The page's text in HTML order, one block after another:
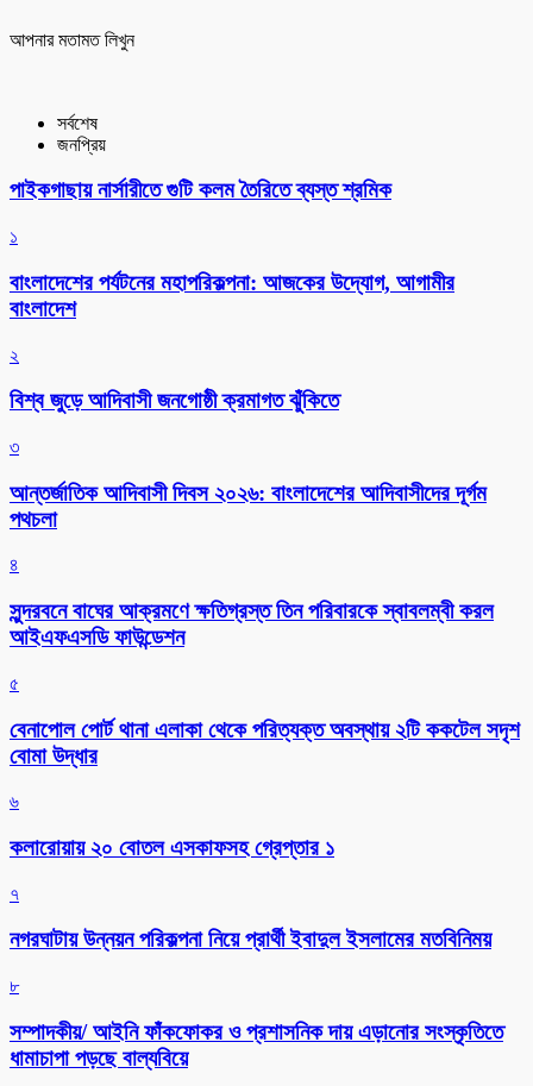
আপনার মতামত লিখুন
সর্বশেষ
জনপ্রিয়
পাইকগাছায় নার্সারীতে গুটি কলম তৈরিতে ব্যস্ত শ্রমিক
১
বাংলাদেশের পর্যটনের মহাপরিকল্পনা: আজকের উদ্যোগ, আগামীর
বাংলাদেশ
২
বিশ্ব জুড়ে আদিবাসী জনগোষ্ঠী ক্রমাগত ঝুঁকিতে
৩
আন্তর্জাতিক আদিবাসী দিবস ২০২৬: বাংলাদেশের আদিবাসীদের দূর্গম
পথচলা
৪
সুন্দরবনে বাঘের আক্রমণে ক্ষতিগ্রস্ত তিন পরিবারকে স্বাবলম্বী করল
আইএফএসডি ফাউন্ডেশন
৫
বেনাপোল পোর্ট থানা এলাকা থেকে পরিত্যক্ত অবস্থায় ২টি ককটেল সদৃশ
বোমা উদ্ধার
৬
কলারোয়ায় ২০ বোতল এসকাফসহ গ্রেপ্তার ১
৭
নগরঘাটায় উন্নয়ন পরিকল্পনা নিয়ে প্রার্থী ইবাদুল ইসলামের মতবিনিময়
৮
সম্পাদকীয়/ আইনি ফাঁকফোকর ও প্রশাসনিক দায় এড়ানোর সংস্কৃতিতে
ধামাচাপা পড়ছে বাল্যবিয়ে